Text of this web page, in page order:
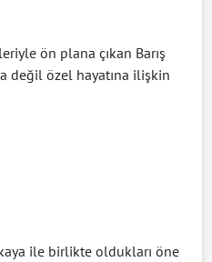
ön plana çıkan Barış
değil özel hayatına ilişkin
ile birlikte oldukları öne